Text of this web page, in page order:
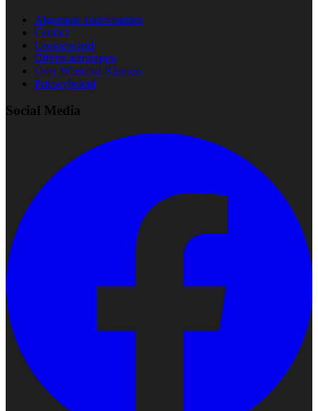
Algemene voorwaarden
Contact
Cookiebeleid
Offerte aanvragen
Over Weekend Klussen
Privacybeleid
Social Media